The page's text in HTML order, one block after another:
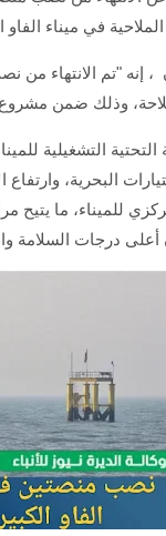
في ميناء الفاو
"تم الانتهاء من
وذلك ضمن مشروع
التشغيلية
البحرية،
للميناء، ما
درجات السلامة